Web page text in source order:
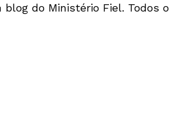
do Ministério Fiel. Todos